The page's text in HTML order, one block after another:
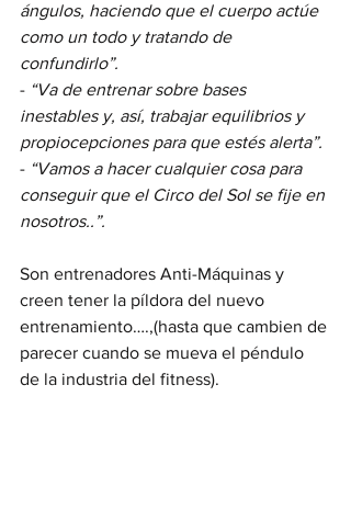
ángulos, haciendo que el cuerpo actúe
como un todo y tratando de
confundirlo”.
- “Va de entrenar sobre bases
inestables y, así, trabajar equilibrios y
propiocepciones para que estés alerta”.
- “Vamos a hacer cualquier cosa para
conseguir que el Circo del Sol se fije en
nosotros..”.
Son entrenadores Anti-Máquinas y
creen tener la píldora del nuevo
entrenamiento….,(hasta que cambien de
parecer cuando se mueva el péndulo
de la industria del fitness).